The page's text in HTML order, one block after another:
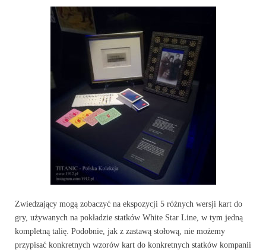
Zwiedzający mogą zobaczyć na ekspozycji 5 różnych wersji kart do
gry, używanych na pokładzie statków White Star Line, w tym jedną
kompletną talię. Podobnie, jak z zastawą stołową, nie możemy
przypisać konkretnych wzorów kart do konkretnych statków kompanii